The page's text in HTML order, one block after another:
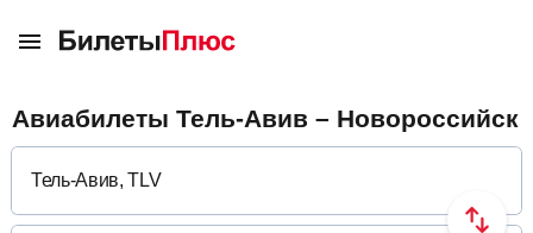
Авиабилеты Тель-Авив – Новороссийск